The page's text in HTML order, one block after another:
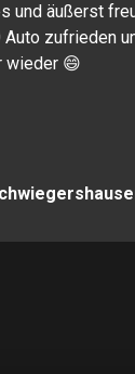
und äußerst
zufrieden
wieder 😄